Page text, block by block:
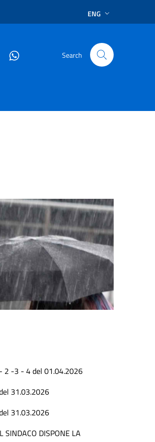
ENG
Search
2 -3 - 4 del 01.04.2026
31.03.2026
31.03.2026
SINDACO DISPONE LA